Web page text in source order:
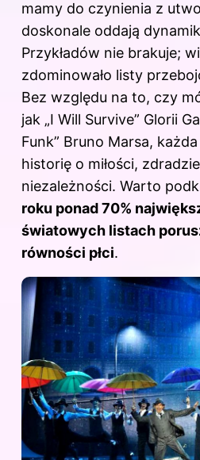
mamy do czynienia z
doskonale oddają
Przykładów nie brakuje;
zdominowało listy
Bez względu na to, czy
jak „I Will Survive” Glorii
Funk” Bruno Marsa,
historię o miłości,
niezależności. Warto
roku ponad 70%
światowych listach
równości płci.